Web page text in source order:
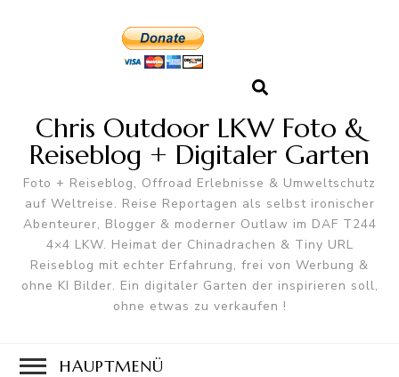
Chris Outdoor LKW Foto &
Reiseblog + Digitaler Garten
Foto + Reiseblog, Offroad Erlebnisse & Umweltschutz
auf Weltreise. Reise Reportagen als selbst ironischer
Abenteurer, Blogger & moderner Outlaw im DAF T244
4×4 LKW. Heimat der Chinadrachen & Tiny URL
Reiseblog mit echter Erfahrung, frei von Werbung &
ohne KI Bilder. Ein digitaler Garten der inspirieren soll,
ohne etwas zu verkaufen !
HAUPTMENÜ